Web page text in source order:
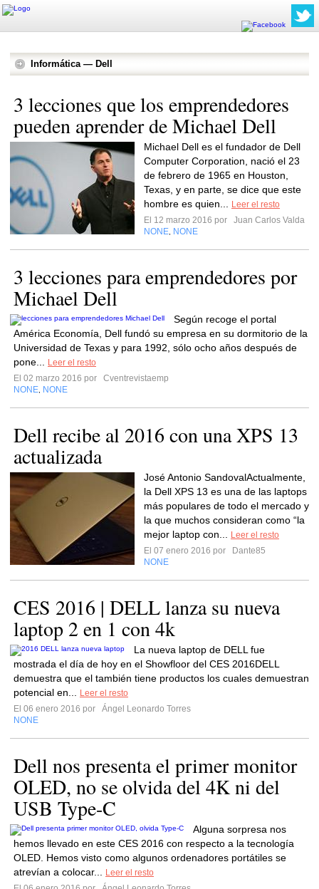
Informática — Dell
3 lecciones que los emprendedores
pueden aprender de Michael Dell
Michael Dell es el fundador de Dell
Computer Corporation, nació el 23
de febrero de 1965 en Houston,
Texas, y en parte, se dice que este
hombre es quien...
Leer el resto
El 12 marzo 2016 por
Juan Carlos Valda
NONE NONE
3 lecciones para emprendedores por
Michael Dell
Según recoge el portal
América Economía, Dell fundó su empresa en su dormitorio de la
Universidad de Texas y para 1992, sólo ocho años después de
pone...
Leer el resto
El 02 marzo 2016 por
Cventrevistaemp
NONE NONE
Dell recibe al 2016 con una XPS 13
actualizada
José Antonio SandovalActualmente,
la Dell XPS 13 es una de las laptops
más populares de todo el mercado y
la que muchos consideran como “la
mejor laptop con...
Leer el resto
El 07 enero 2016 por
Dante85
NONE
CES 2016 | DELL lanza su nueva
laptop 2 en 1 con 4k
La nueva laptop de DELL fue
mostrada el día de hoy en el Showfloor del CES 2016DELL
demuestra que el también tiene productos los cuales demuestran
potencial en...
Leer el resto
El 06 enero 2016 por
Ángel Leonardo Torres
NONE
Dell nos presenta el primer monitor
OLED, no se olvida del 4K ni del
USB Type-C
Alguna sorpresa nos
hemos llevado en este CES 2016 con respecto a la tecnología
OLED. Hemos visto como algunos ordenadores portátiles se
atrevían a colocar...
Leer el resto